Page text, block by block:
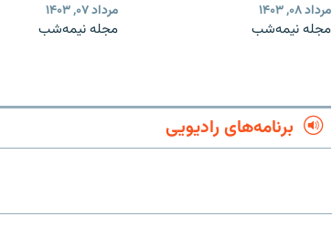
مرداد ۰۸, ۱۴۰۳
مجله نیمه‌شب
مرداد ۰۷, ۱۴۰۳
مجله نیمه‌شب
برنامه‌های رادیویی